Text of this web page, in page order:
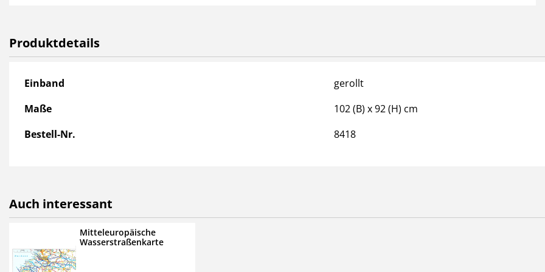
Produktdetails
Produktdetails
Einband
gerollt
Maße
102 (B) x 92 (H) cm
Bestell-Nr.
8418
Auch interessant
Mitteleuropäische
Wasserstraßenkarte